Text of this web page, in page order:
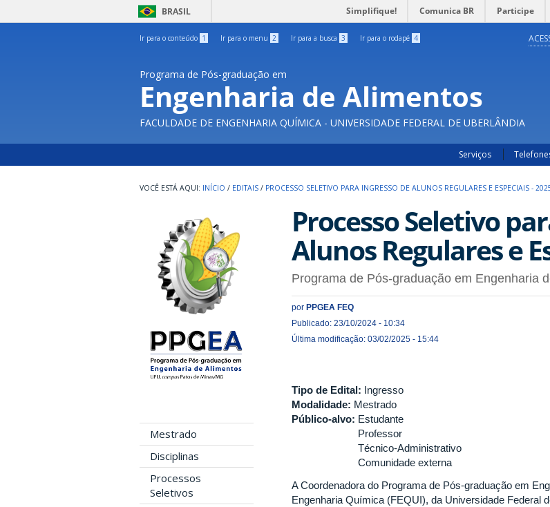
BRASIL Simplifique! Comunica BR Participe
Ir para o conteúdo 1 Ir para o menu 2 Ir para a busca 3 Ir para o rodapé 4
Programa de Pós-graduação em
Engenharia de Alimentos
FACULDADE DE ENGENHARIA QUÍMICA - UNIVERSIDADE FEDERAL DE UBERLÂNDIA
Serviços
INÍCIO / EDITAIS / PROCESSO SELETIVO PARA INGRESSO DE ALUNOS REGULARES E ESPECIAIS -
Mestrado
Disciplinas
Processos
Seletivos
Processo Seletivo
Alunos Regulares e
Programa de Pós-graduação em Engenharia
por PPGEA FEQ
Publicado: 23/10/2024 - 10:34
Última modificação: 03/02/2025 - 15:44
Tipo de Edital: Ingresso
Modalidade: Mestrado
Público-alvo: Estudante
Professor
Técnico-Administrativo
Comunidade externa
A Coordenadora do Programa de Pós-graduação em
Engenharia Química (FEQUI), da Universidade Federal